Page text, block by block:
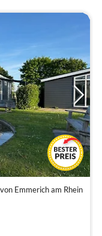
Emmerich am Rhein